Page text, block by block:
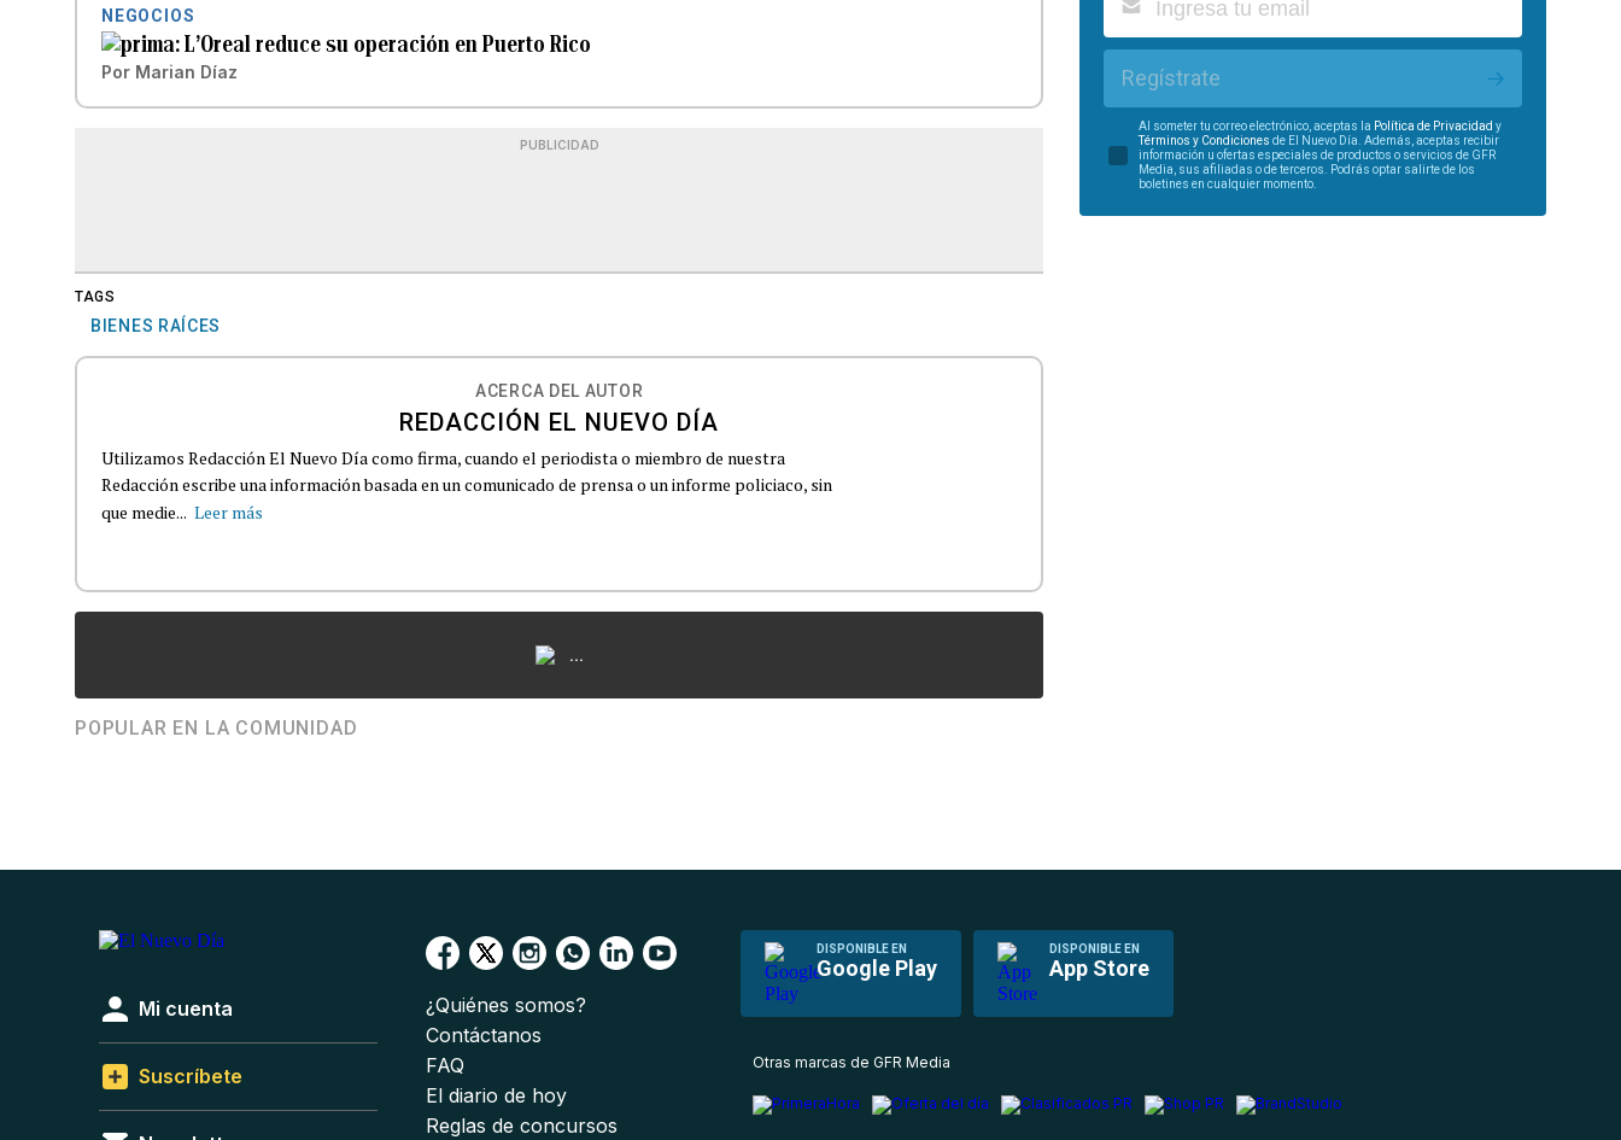
NEGOCIOS
L’Oreal reduce su operación en Puerto Rico
Por Marian Díaz
PUBLICIDAD
TAGS
BIENES RAÍCES
ACERCA DEL AUTOR
REDACCIÓN EL NUEVO DÍA
Utilizamos Redacción El Nuevo Día como firma, cuando el periodista o miembro de nuestra
Redacción escribe una información basada en un comunicado de prensa o un informe policiaco, sin
que medie... Leer más
...
POPULAR EN LA COMUNIDAD
Regístrate
Al someter tu correo electrónico, aceptas la Política de Privacidad y
Términos y Condiciones de El Nuevo Día. Además, aceptas recibir
información u ofertas especiales de productos o servicios de GFR
Media, sus afiliadas o de terceros. Podrás optar salirte de los
boletines en cualquier momento.
DISPONIBLE EN
Google Play
DISPONIBLE EN
App Store
Mi cuenta
Suscríbete
¿Quiénes somos?
Contáctanos
FAQ
El diario de hoy
Reglas de concursos
Otras marcas de GFR Media